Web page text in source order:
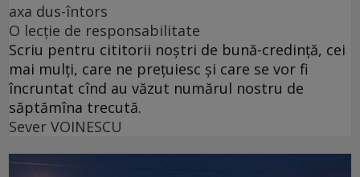
axa dus-întors
O lecție de responsabilitate
Scriu pentru cititorii noștri de bună-credință, cei
mai mulți, care ne prețuiesc și care se vor fi
încruntat cînd au văzut numărul nostru de
săptămîna trecută.
Sever VOINESCU